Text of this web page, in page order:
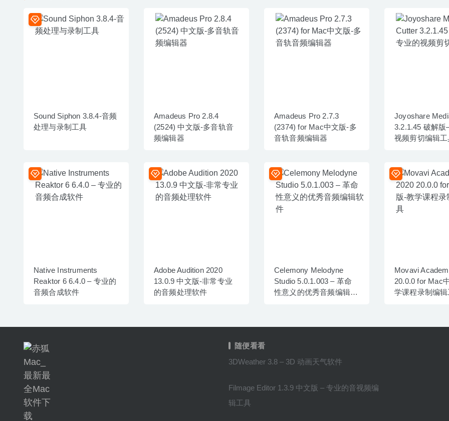
Sound Siphon 3.8.4-音频
处理与录制工具
Amadeus Pro 2.8.4
(2524) 中文版-多音轨音
频编辑器
Amadeus Pro 2.7.3
(2374) for Mac中文版-多
音轨音频编辑器
Joyoshare
3.2.1.45 破解版
视频剪切编辑
Native Instruments
Reaktor 6 6.4.0 – 专业的
音频合成软件
Adobe Audition 2020
13.0.9 中文版-非常专业
的音频处理软件
Celemony Melodyne
Studio 5.0.1.003 – 革命
性意义的优秀音频编辑软
Movavi
20.0.0 for Mac
学课程录制编
随便看看
3DWeather 3.8 – 3D 动画天气软件
Filmage Editor 1.3.9 中文版 – 专业的音视频编
辑工具